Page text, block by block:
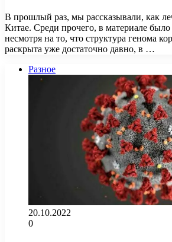
В прошлый раз, мы рассказывали, как
Китае. Среди прочего, в материале
несмотря на то, что структура генома
раскрыта уже достаточно давно, в …
Разное
20.10.2022
0